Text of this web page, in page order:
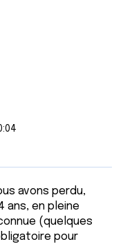
avons perdu,
ans, en pleine
(quelques
pour